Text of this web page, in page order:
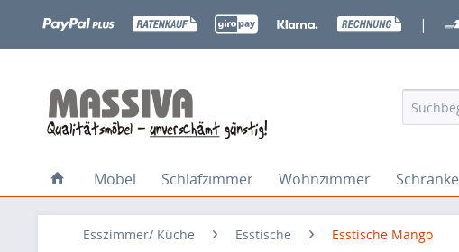
|
Möbel Schlafzimmer Wohnzimmer Schränke
Esszimmer/ Küche Esstische Esstische Mango